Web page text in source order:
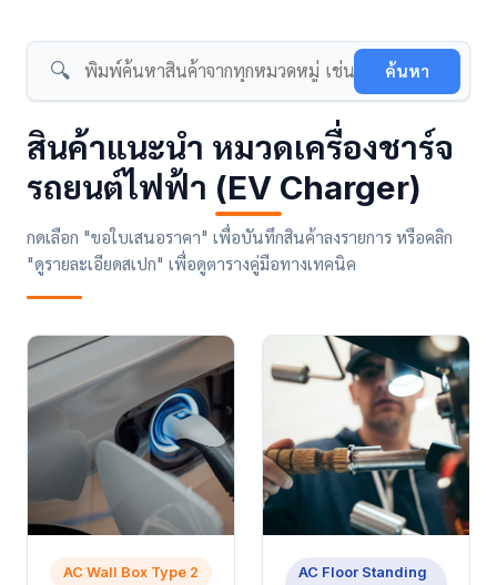
🔍 ค้นหา
สินค้าแนะนำ หมวดเครื่องชาร์จ
รถยนต์ไฟฟ้า (EV Charger)
กดเลือก "ขอใบเสนอราคา" เพื่อบันทึกสินค้าลงรายการ หรือคลิก
"ดูรายละเอียดสเปก" เพื่อดูตารางคู่มือทางเทคนิค
AC Wall Box Type 2
AC Floor Standing